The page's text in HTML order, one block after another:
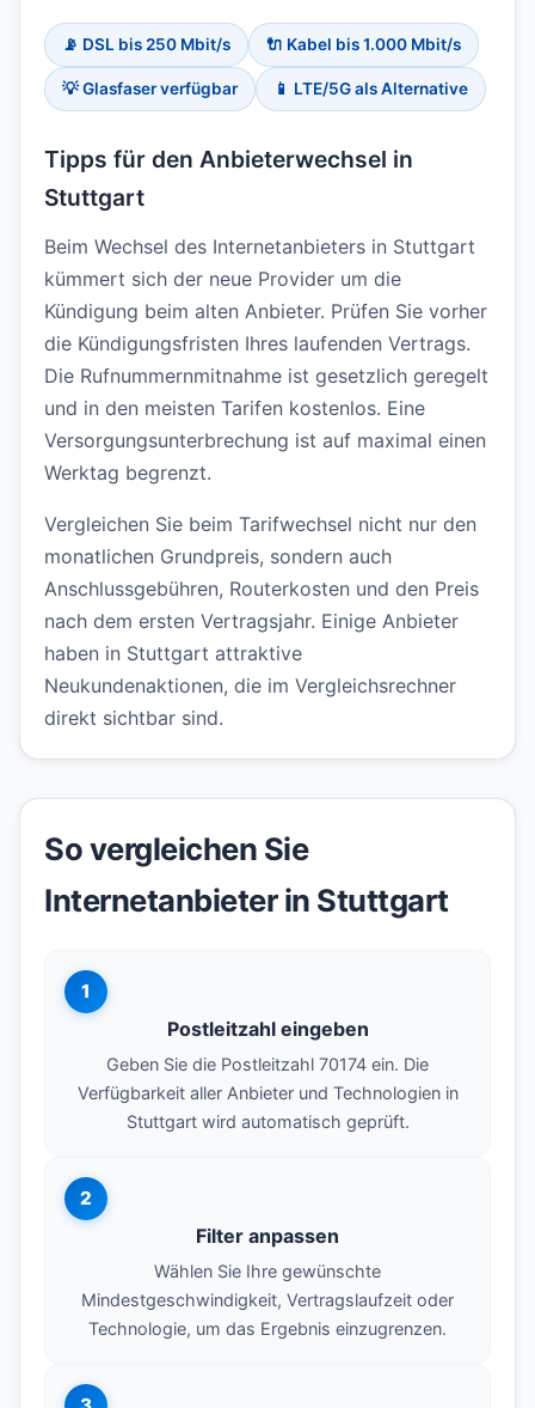
📡 DSL bis 250 Mbit/s 🔌 Kabel bis 1.000 Mbit/s
💡 Glasfaser verfügbar 📱 LTE/5G als Alternative
Tipps für den Anbieterwechsel in
Stuttgart
Beim Wechsel des Internetanbieters in Stuttgart
kümmert sich der neue Provider um die
Kündigung beim alten Anbieter. Prüfen Sie vorher
die Kündigungsfristen Ihres laufenden Vertrags.
Die Rufnummernmitnahme ist gesetzlich geregelt
und in den meisten Tarifen kostenlos. Eine
Versorgungsunterbrechung ist auf maximal einen
Werktag begrenzt.
Vergleichen Sie beim Tarifwechsel nicht nur den
monatlichen Grundpreis, sondern auch
Anschlussgebühren, Routerkosten und den Preis
nach dem ersten Vertragsjahr. Einige Anbieter
haben in Stuttgart attraktive
Neukundenaktionen, die im Vergleichsrechner
direkt sichtbar sind.
So vergleichen Sie
Internetanbieter in Stuttgart
1
Postleitzahl eingeben
Geben Sie die Postleitzahl 70174 ein. Die
Verfügbarkeit aller Anbieter und Technologien in
Stuttgart wird automatisch geprüft.
2
Filter anpassen
Wählen Sie Ihre gewünschte
Mindestgeschwindigkeit, Vertragslaufzeit oder
Technologie, um das Ergebnis einzugrenzen.